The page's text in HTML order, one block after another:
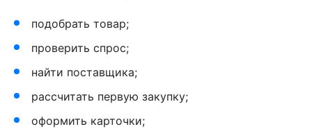
подобрать товар;
проверить спрос;
найти поставщика;
рассчитать первую закупку;
оформить карточки;